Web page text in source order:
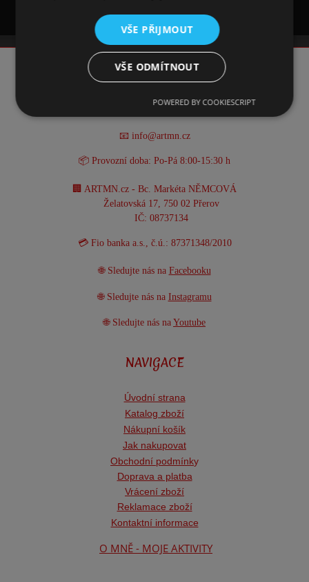
KONTAKT
☎️ +420 731 293 702
📧 info@artmn.cz
📦 Provozní doba: Po-Pá 8:00-15:30 h
🏢 ARTMN.cz - Bc. Markéta NĚMCOVÁ
Želatovská 17, 750 02 Přerov
IČ: 08737134
💳 Fio banka a.s., č.ú.: 87371348/2010
🌐 Sledujte nás na Facebooku
🌐 Sledujte nás na Instagramu
🌐 Sledujte nás na Youtube
NAVIGACE
Úvodní strana
Katalog zboží
Nákupní košík
Jak nakupovat
Obchodní podmínky
Doprava a platba
Vrácení zboží
Reklamace zboží
Kontaktní informace
O MNĚ - MOJE AKTIVITY
VŠE PŘIJMOUT
VŠE ODMÍTNOUT
POWERED BY COOKIESCRIPT